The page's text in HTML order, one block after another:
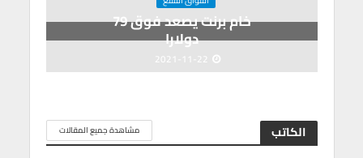
خام برنت يصعد فوق 79
دولارا
2021-11-22
الكاتب مشاهدة جميع المقالات